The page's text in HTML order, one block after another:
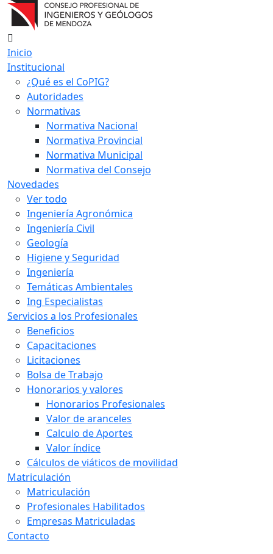
Inicio
Institucional
¿Qué es el CoPIG?
Autoridades
Normativas
Normativa Nacional
Normativa Provincial
Normativa Municipal
Normativa del Consejo
Novedades
Ver todo
Ingeniería Agronómica
Ingeniería Civil
Geología
Higiene y Seguridad
Ingeniería
Temáticas Ambientales
Ing Especialistas
Servicios a los Profesionales
Beneficios
Capacitaciones
Licitaciones
Bolsa de Trabajo
Honorarios y valores
Honorarios Profesionales
Valor de aranceles
Calculo de Aportes
Valor índice
Cálculos de viáticos de movilidad
Matriculación
Matriculación
Profesionales Habilitados
Empresas Matriculadas
Contacto